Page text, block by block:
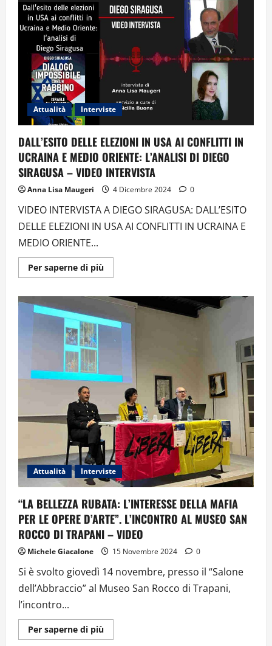
MASS
MEDIA
SOCIAL
LE
ULTIME
NOTIZIE
PROF
FRANCESCO
PIRA
Attualità Interviste
DALL’ESITO DELLE ELEZIONI IN USA AI CONFLITTI IN
UCRAINA E MEDIO ORIENTE: L’ANALISI DI DIEGO
SIRAGUSA – VIDEO INTERVISTA
Anna Lisa Maugeri 4 Dicembre 2024 0
VIDEO INTERVISTA A DIEGO SIRAGUSA: DALL’ESITO
DELLE ELEZIONI IN USA AI CONFLITTI IN UCRAINA E
MEDIO ORIENTE...
Per saperne di piùUlteriori
informazioni
DELLE
ELEZIONI
IN
USA
CONFLITTI
MEDIO
ORIENTE:
L’ANALISI
DIEGO
SIRAGUSA
–
VIDEO
INTERVISTA
Attualità Interviste
“LA BELLEZZA RUBATA: L’INTERESSE DELLA MAFIA
PER LE OPERE D’ARTE”. L’INCONTRO AL MUSEO SAN
ROCCO DI TRAPANI – VIDEO
Michele Giacalone 15 Novembre 2024 0
Si è svolto giovedì 14 novembre, presso il “Salone
dell’Abbraccio” al Museo San Rocco di Trapani,
l’incontro...
Per saperne di piùUlteriori
informazioni